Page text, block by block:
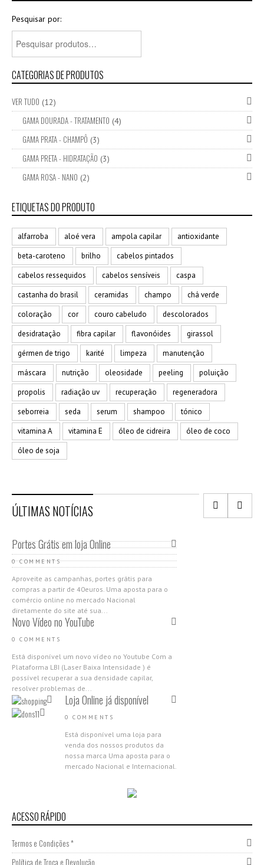
Pesquisar por:
CATEGORIAS DE PRODUTOS
VER TUDO (12)
GAMA DOURADA - TRATAMENTO (4)
GAMA PRATA - CHAMPÔ (3)
GAMA PRETA - HIDRATAÇÃO (3)
GAMA ROSA - NANO (2)
ETIQUETAS DO PRODUTO
alfarroba aloé vera ampola capilar
antioxidante
beta-caroteno
brilho
cabelos pintados
cabelos ressequidos
cabelos sensíveis
caspa
castanha do brasil
ceramidas champo
chá verde
coloração
cor couro cabeludo
descolorados
desidratação
fibra capilar flavonóides
girassol
gérmen de trigo
karité limpeza
manutenção
máscara
nutrição oleosidade peeling
poluição
propolis
radiação uv recuperação
regeneradora
seborreia
seda serum shampoo
tónico
vitamina A
vitamina E óleo de cidreira
óleo de coco
óleo de soja
ÚLTIMAS NOTÍCIAS
Portes Grátis em loja Online
0 COMMENTS
Aproveite as campanhas, portes grátis para
compras a partir de 40euros. Uma aposta para o
comércio online no mercado Nacional
diretamente do site até sua...
Novo Vídeo no YouTube
0 COMMENTS
Está disponível um novo vídeo no Youtube Com a
Plataforma LBI (Laser Baixa Intensidade ) é
possível recuperar a sua densidade capilar,
resolver problemas de...
Loja Online já disponível
0 COMMENTS
Está disponível uma loja para
venda dos nossos produtos da
nossa marca Uma aposta para o
mercado Nacional e Internacional.
Nova Gama Nano Molecular
2018
0 COMMENTS
Apresentamos a nova Gama Nano
Molecular da Donsilia
ACESSO RÁPIDO
Termos e Condições *
Política de Troca e Devolução